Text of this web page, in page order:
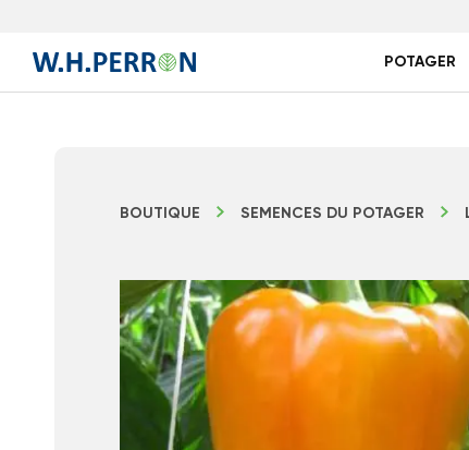
POTAGER
BOUTIQUE SEMENCES DU POTAGER